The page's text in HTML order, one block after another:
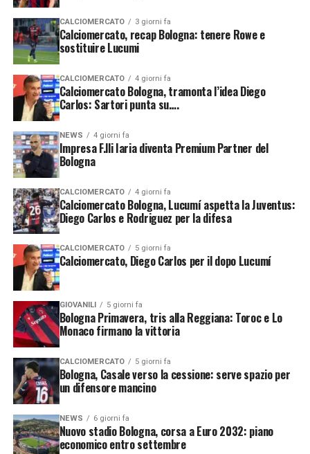
CALCIOMERCATO 3 giorni fa
Calciomercato, recap Bologna: tenere Rowe e
sostituire Lucumi
CALCIOMERCATO 4 giorni fa
Calciomercato Bologna, tramonta l’idea Diego
Carlos: Sartori punta su….
NEWS 4 giorni fa
Impresa F.lli Iaria diventa Premium Partner del
Bologna
CALCIOMERCATO 4 giorni fa
Calciomercato Bologna, Lucumí aspetta la Juventus:
Diego Carlos e Rodriguez per la difesa
CALCIOMERCATO 5 giorni fa
Calciomercato, Diego Carlos per il dopo Lucumí
GIOVANILI 5 giorni fa
Bologna Primavera, tris alla Reggiana: Toroc e Lo
Monaco firmano la vittoria
CALCIOMERCATO 5 giorni fa
Bologna, Casale verso la cessione: serve spazio per
un difensore mancino
NEWS 6 giorni fa
Nuovo stadio Bologna, corsa a Euro 2032: piano
economico entro settembre